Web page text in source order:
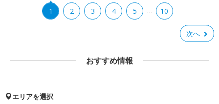
1 2 3 4 5 … 10
次へ
おすすめ情報
エリアを選択